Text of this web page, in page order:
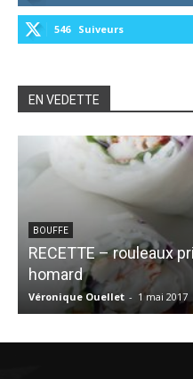
546 Suiveurs
EN VEDETTE
BOUFFE
RECETTE – rouleaux
homard
Véronique Ouellet - 1 mai 2017